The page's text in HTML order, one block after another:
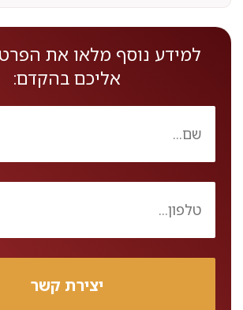
למידע נוסף מלאו את
אליכם בהקדם: